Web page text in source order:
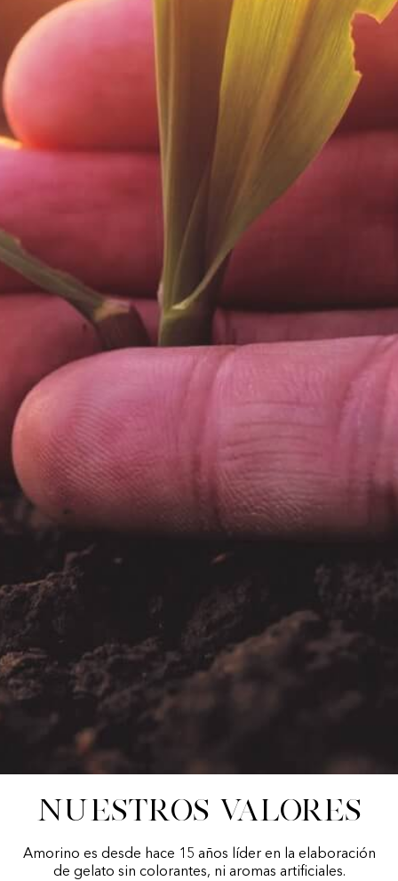
Nuestros valores
Amorino es desde hace 15 años líder en la elaboración
de gelato sin colorantes, ni aromas artificiales.